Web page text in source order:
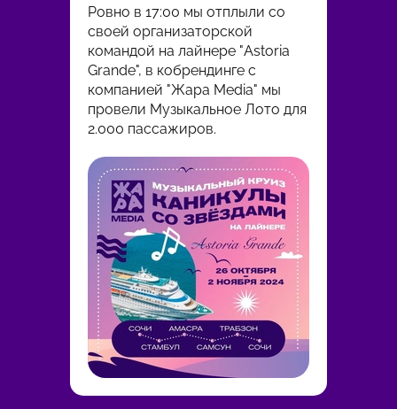
азартного вечера
Ровно в 17:00 мы отплыли со
своей организаторской
командой на лайнере "Astoria
Grande", в кобрендинге с
компанией "Жара Media" мы
провели Музыкальное Лото для
2.000 пассажиров.